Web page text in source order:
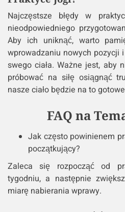
Najczęstsze błędy w
nieodpowiedniego
Aby ich uniknąć, warto
wprowadzaniu nowych pozycji i
swego ciała. Ważne jest, aby
próbować na siłę osiągnąć
nasze ciało będzie na to
FAQ na
Jak często powinienem
początkujący?
Zaleca się rozpocząć od
tygodniu, a następnie
miarę nabierania wprawy.